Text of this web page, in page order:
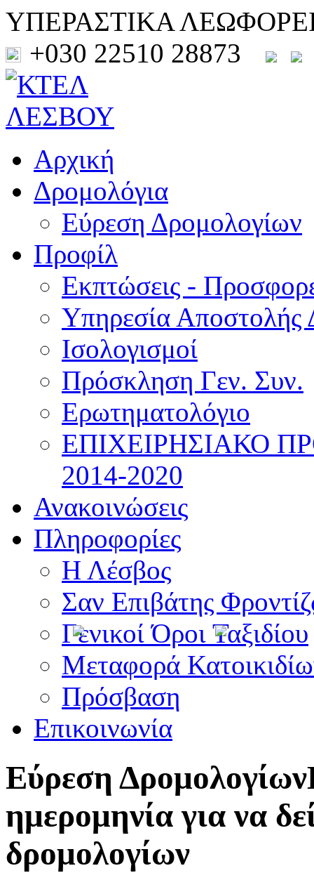
ΥΠΕΡΑΣΤΙΚΑ
+030 22510 28873
Αρχική
Δρομολόγια
Εύρεση Δρομολογίων
Προφίλ
Εκπτώσεις -
Υπηρεσία Αποστολής
Ισολογισμοί
Πρόσκληση Γεν. Συν.
Ερωτηματολόγιο
ΕΠΙΧΕΙΡΗΣΙΑΚΟ
2014-2020
Ανακοινώσεις
Πληροφορίες
Η Λέσβος
Σαν Επιβάτης
Γενικοί Όροι Ταξιδίου
Μεταφορά
Πρόσβαση
Επικοινωνία
Εύρεση Δρομολογίων
ημερομηνία για να
δρομολογίων